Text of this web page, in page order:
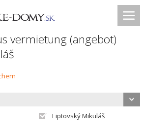
vermietung (angebot)
Liptovský Mikuláš